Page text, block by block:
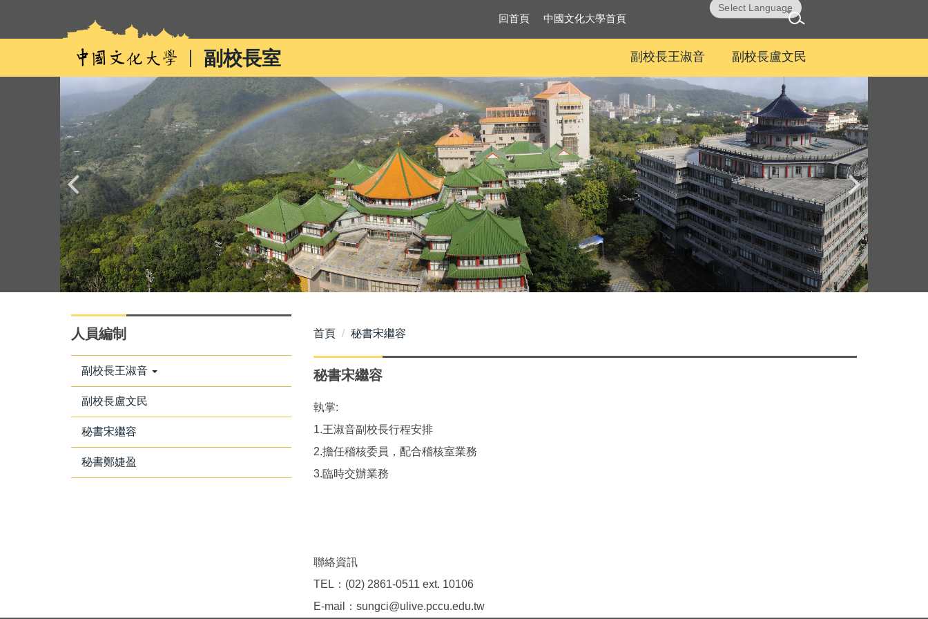
內
副校長室
Translate
回首頁 中國文化大學首頁
副校長王淑音 副校長盧文民
人員編制
副校長王淑音
副校長盧文民
秘書宋繼容
秘書鄭婕盈
首頁 秘書宋繼容
秘書宋繼容
執掌:
1.王淑音副校長行程安排
2.擔任稽核委員，配合稽核室業務
3.臨時交辦業務
聯絡資訊
TEL：(02) 2861-0511 ext. 10106
E-mail：sungci@ulive.pccu.edu.tw